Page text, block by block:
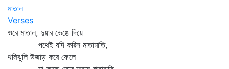
মাতাল
Verses
ওরে মাতাল, দুয়ার ভেঙে দিয়ে
পথেই যদি করিস মাতামাতি,
থলিঝুলি উজাড় করে ফেলে